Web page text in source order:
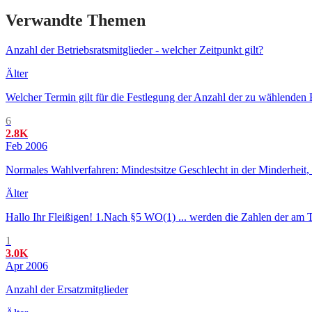
Verwandte Themen
Anzahl der Betriebsratsmitglieder - welcher Zeitpunkt gilt?
Älter
Welcher Termin gilt für die Festlegung der Anzahl der zu
6
2.8K
Feb 2006
Normales Wahlverfahren: Mindestsitze Geschlecht in der Minderheit,
Älter
Hallo Ihr Fleißigen! 1.Nach §5 WO(1) ... werden die Zahlen der am
1
3.0K
Apr 2006
Anzahl der Ersatzmitglieder